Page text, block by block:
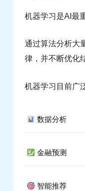
机器学习是AI最
通过算法分析大
律，并不断优化
机器学习目前广
数据分析
金融预测
智能推荐